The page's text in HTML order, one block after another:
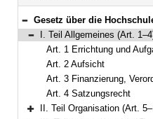
Bereich reduzieren
Gesetz über die Hochschule für den öffentlichen Dienst in Bayern (HföD-Gesetz –
Bereich reduzieren
I. Teil Allgemeines (Art.
Art. 1 Errichtung und
Art. 2 Aufsicht
Art. 3 Finanzierung,
Art. 4 Satzungsrecht
II. Teil Organisation (Art.